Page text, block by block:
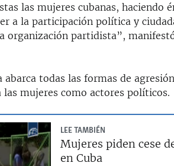
las mujeres cubanas, haciendo
a la participación política y
organización partidista”,
todas las formas de
mujeres como actores políticos.
LEE TAMBIÉN
Mujeres piden cese
en Cuba